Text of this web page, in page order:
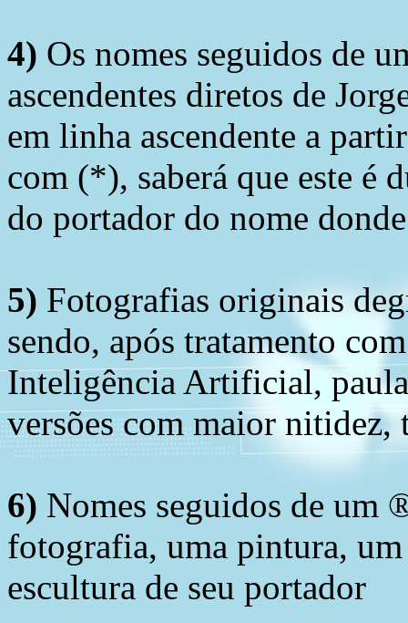
4) Os nomes seguidos de
ascendentes diretos de
em linha ascendente a
com (*), saberá que este é
do portador do nome
5) Fotografias originais
sendo, após tratamento
Inteligência Artificial,
versões com maior nitidez,
6) Nomes seguidos de um
fotografia, uma pintura,
escultura de seu portador